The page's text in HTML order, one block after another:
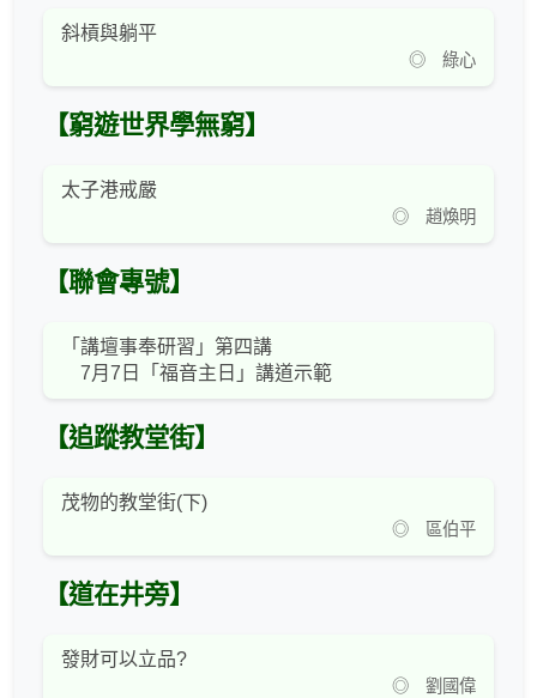
斜槓與躺平
◎ 綠心
【窮遊世界學無窮】
太子港戒嚴
◎ 趙煥明
【聯會專號】
「講壇事奉研習」第四講
7月7日「福音主日」講道示範
【追蹤教堂街】
茂物的教堂街(下)
◎ 區伯平
【道在井旁】
發財可以立品?
◎ 劉國偉